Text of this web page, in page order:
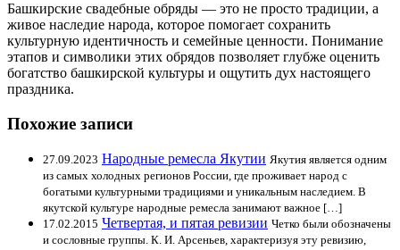
Башкирские свадебные обряды — это не просто традиции, а
живое наследие народа, которое помогает сохранить
культурную идентичность и семейные ценности. Понимание
этапов и символики этих обрядов позволяет глубже оценить
богатство башкирской культуры и ощутить дух настоящего
праздника.
Похожие записи
27.09.2023 Народные ремесла Якутии Якутия является одним
из самых холодных регионов России, где проживает народ с
богатыми культурными традициями и уникальным наследием. В
якутской культуре народные ремесла занимают важное […]
17.02.2015 Четвертая, и пятая ревизии Четко были обозначены
и сословные группы. К. И. Арсеньев, характеризуя эту ревизию,